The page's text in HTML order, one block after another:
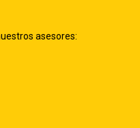
asesores: